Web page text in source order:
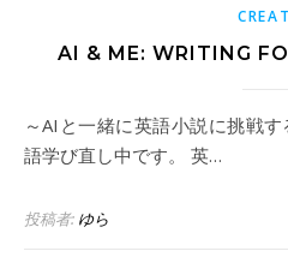
AI & ME: WRITING
～AIと一緒に英語小説に挑戦する制作ログ～ 30代主婦、英
語学び直し中です。 英…
投稿者: ゆら